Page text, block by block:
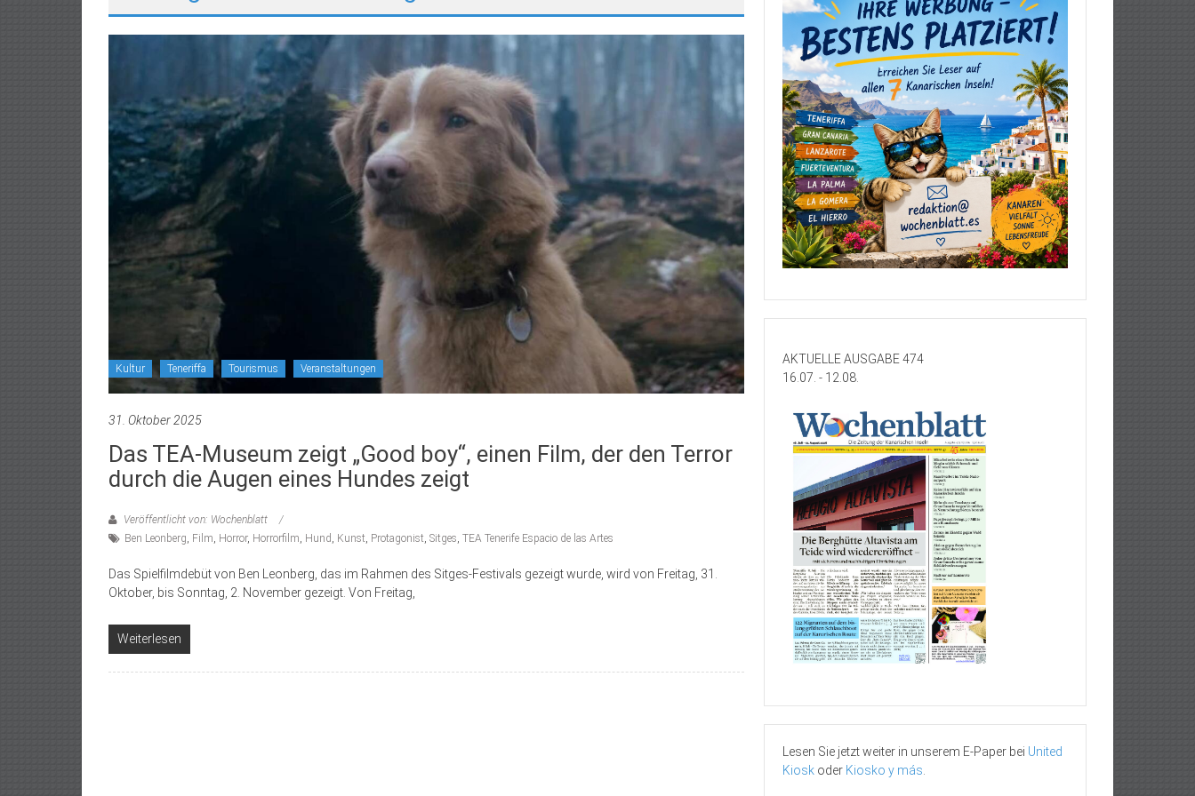
Kultur Teneriffa Tourismus Veranstaltungen
31. Oktober 2025
Das TEA-Museum zeigt „Good boy“, einen Film, der den Terror
durch die Augen eines Hundes zeigt
Veröffentlicht von: Wochenblatt
Ben Leonberg, Film, Horror, Horrorfilm, Hund , Kunst, Protagonist, Sitges, TEA Tenerife Espacio de las Artes
Das Spielfilmdebüt von Ben Leonberg, das im Rahmen des Sitges-Festivals gezeigt wurde, wird von Freitag, 31.
Oktober, bis Sonntag, 2. November gezeigt. Von Freitag,
Weiterlesen
AKTUELLE AUSGABE 474
16.07. - 12.08.
Lesen Sie jetzt weiter in unserem E-Paper bei United
Kiosk oder Kiosko y más